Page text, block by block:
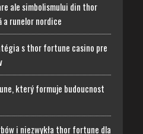
ale simbolismului din thor
runelor nordice
s thor fortune casino pre
který formuje budoucnost
i niezwykła thor fortune dla